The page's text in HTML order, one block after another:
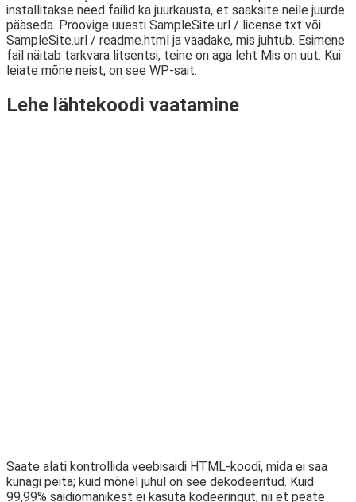
installitakse need failid ka juurkausta, et saaksite neile juurde
pääseda. Proovige uuesti SampleSite.url / license.txt või
SampleSite.url / readme.html ja vaadake, mis juhtub. Esimene
fail näitab tarkvara litsentsi, teine ​​on aga leht Mis on uut. Kui
leiate mõne neist, on see WP-sait.
Lehe lähtekoodi vaatamine
Saate alati kontrollida veebisaidi HTML-koodi, mida ei saa
kunagi peita; kuid mõnel juhul on see dekodeeritud. Kuid
99,99% saidiomanikest ei kasuta kodeeringut, nii et peate